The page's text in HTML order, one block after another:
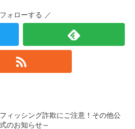
ォローする ／
フィッシング詐欺にご注意！その他公
式のお知らせ～